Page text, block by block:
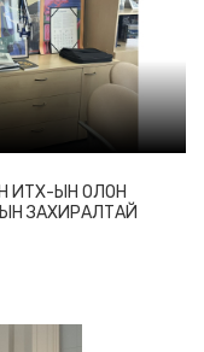
ИТХ-ЫН ОЛОН
ЗАХИРАЛТАЙ